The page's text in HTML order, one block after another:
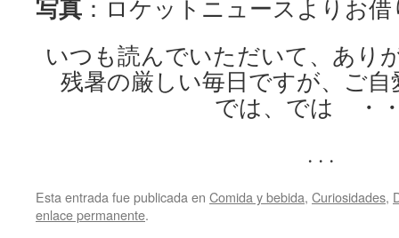
写真 ：ロケットニュースよりお
いつも読んでいただいて、あり
残暑の厳しい毎日ですが、ご
では、では ・
. . .
Esta entrada fue publicada en Comida y bebida, Curiosidades,
enlace permanente.